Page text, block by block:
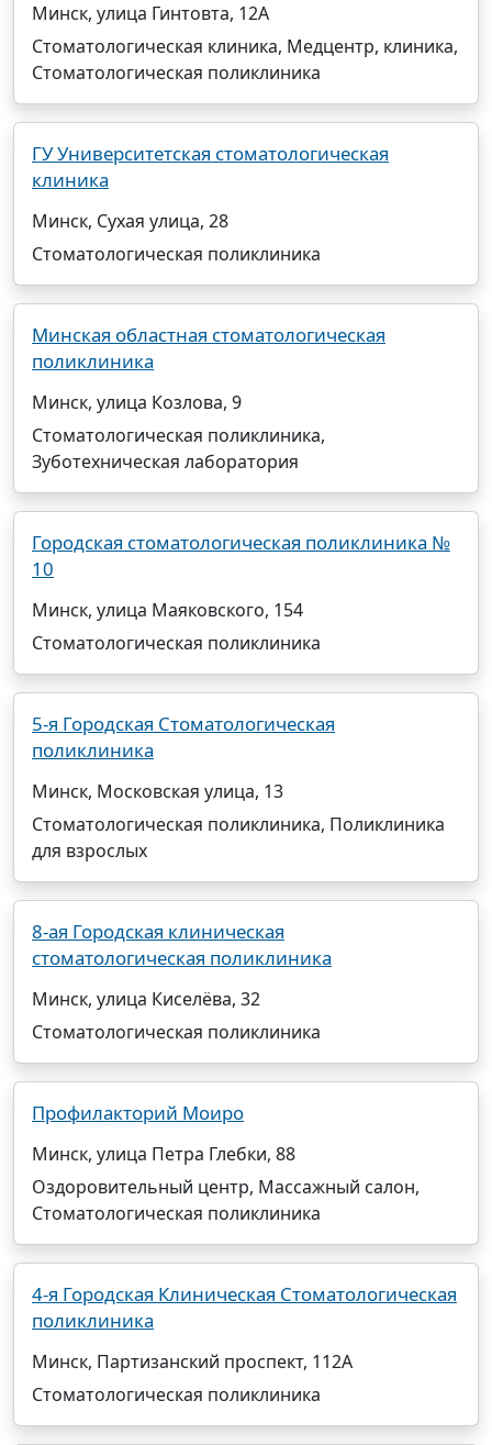
Минск, улица Гинтовта, 12А
Стоматологическая клиника, Медцентр, клиника,
Стоматологическая поликлиника
ГУ Университетская стоматологическая
клиника
Минск, Сухая улица, 28
Стоматологическая поликлиника
Минская областная стоматологическая
поликлиника
Минск, улица Козлова, 9
Стоматологическая поликлиника,
Зуботехническая лаборатория
Городская стоматологическая поликлиника №
10
Минск, улица Маяковского, 154
Стоматологическая поликлиника
5-я Городская Стоматологическая
поликлиника
Минск, Московская улица, 13
Стоматологическая поликлиника, Поликлиника
для взрослых
8-ая Городская клиническая
стоматологическая поликлиника
Минск, улица Киселёва, 32
Стоматологическая поликлиника
Профилакторий Моиро
Минск, улица Петра Глебки, 88
Оздоровительный центр, Массажный салон,
Стоматологическая поликлиника
4-я Городская Клиническая Стоматологическая
поликлиника
Минск, Партизанский проспект, 112А
Стоматологическая поликлиника